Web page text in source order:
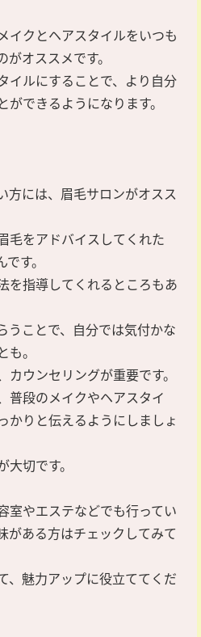
イクとヘアスタイルをいつも
オススメです。
イルにすることで、より自分
できるようになります。
方には、眉毛サロンがオスス
毛をアドバイスしてくれた
す。
を指導してくれるところもあ
うことで、自分では気付かな
。
ウンセリングが重要です。
普段のメイクやヘアスタイ
かりと伝えるようにしましょ
切です。
室やエステなどでも行ってい
がある方はチェックしてみて
、魅力アップに役立ててくだ